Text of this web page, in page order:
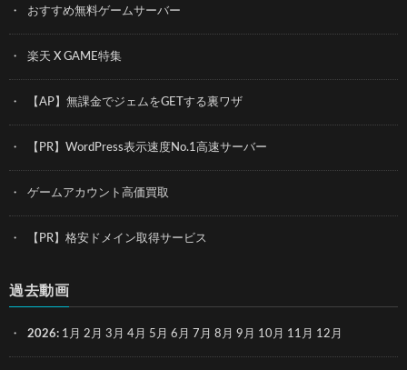
おすすめ無料ゲームサーバー
楽天 X GAME特集
【AP】無課金でジェムをGETする裏ワザ
【PR】WordPress表示速度No.1高速サーバー
ゲームアカウント高価買取
【PR】格安ドメイン取得サービス
過去動画
2026: 1月 2月 3月 4月 5月 6月 7月 8月 9月 10月 11月 12月